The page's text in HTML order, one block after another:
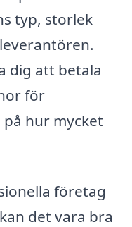
typ, storlek
dig att betala
för
hur mycket
företag
det vara bra